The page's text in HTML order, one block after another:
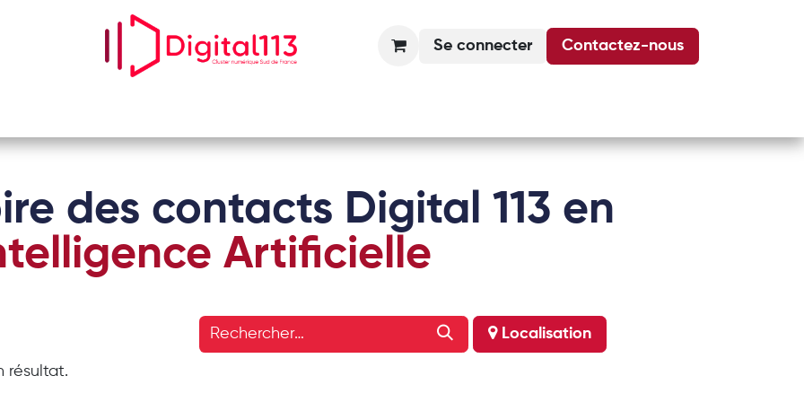
Se connecter Contactez-nous
des contacts Digital 113 en
Artificielle
Localisation
résultat.